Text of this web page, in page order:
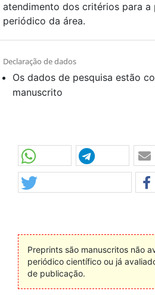
atendimento dos critérios para a
periódico da área.
Declaração de dados
Os dados de pesquisa estão
manuscrito
Preprints são manuscritos não
periódico científico ou já
de publicação.